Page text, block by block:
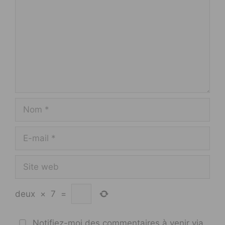
deux × 7 =
Notifiez-moi des commentaires à venir via